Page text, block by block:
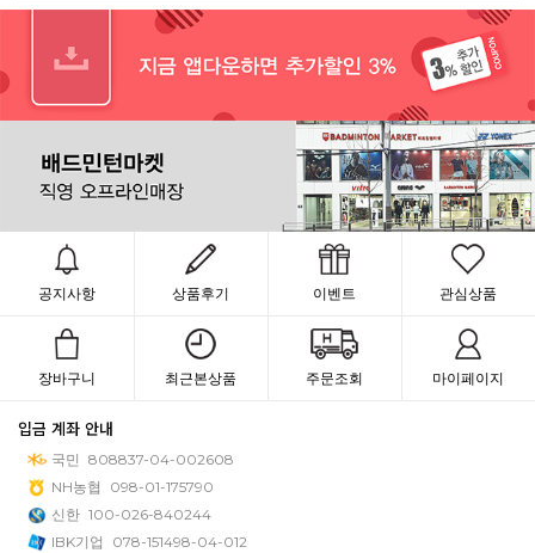
공지사항 상품후기 이벤트 관심상품
장바구니 최근본상품 주문조회 마이페이지
입금 계좌 안내
국민 808837-04-002608
NH농협
098-01-175790
신한 100-026-840244
IBK기업
078-151498-04-012